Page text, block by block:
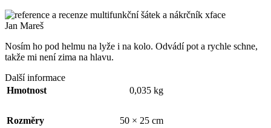
Jan Mareš
Nosím ho pod helmu na lyže i na kolo. Odvádí pot a rychle schne,
takže mi není zima na hlavu.
Další informace
Hmotnost
0,035 kg
Rozměry 50 × 25 cm